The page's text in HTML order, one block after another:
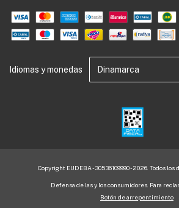
Idiomas y monedas
Copyright EUDEBA - 30536109990 - 2026. Todos los
Defensa de las y los consumidores. Para
Botón de arrepentimiento